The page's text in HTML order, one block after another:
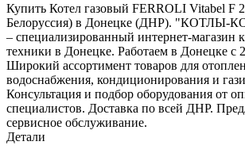
Купить Котел газовый FERROLI Vitabel F
Белоруссия) в Донецке (ДНР).
– специализированный интернет-магазин
техники в Донецке. Работаем в Донецке с
Широкий ассортимент товаров для
водоснабжения, кондиционирования и
Консультация и подбор оборудования от
специалистов. Доставка по всей ДНР.
сервисное обслуживание.
Детали